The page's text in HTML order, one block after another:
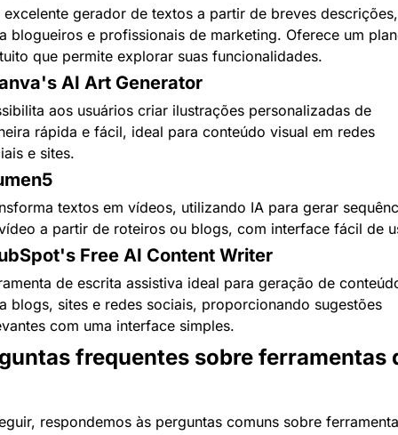
excelente gerador de textos a partir de breves
blogueiros e profissionais de marketing. Oferece um
que permite explorar suas funcionalidades.
AI Art Generator
aos usuários criar ilustrações personalizadas de
rápida e fácil, ideal para conteúdo visual em redes
e sites.
textos em vídeos, utilizando IA para gerar
a partir de roteiros ou blogs, com interface fácil de
Free AI Content Writer
de escrita assistiva ideal para geração de
blogs, sites e redes sociais, proporcionando sugestões
com uma interface simples.
frequentes sobre ferramentas
respondemos às perguntas comuns sobre